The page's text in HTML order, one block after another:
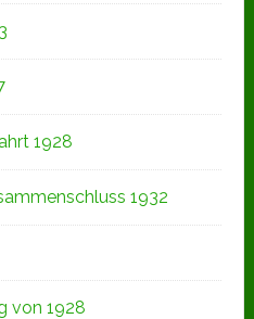
1928
1932
von 1928